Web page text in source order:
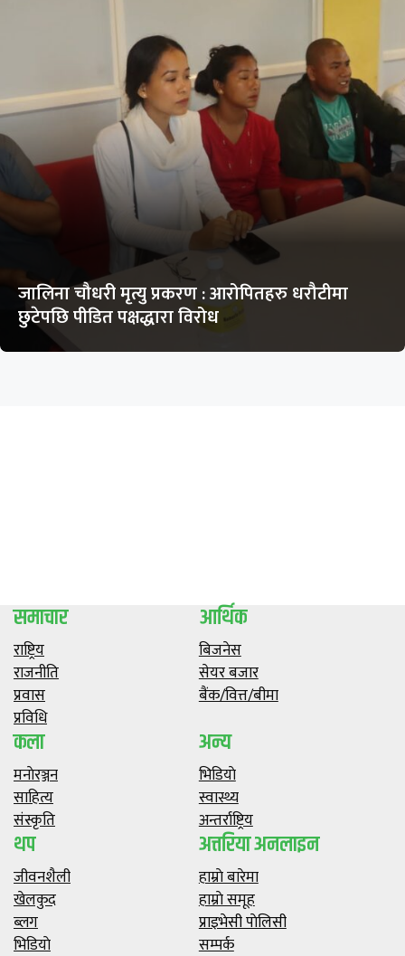
जालिना चौधरी मृत्यु प्रकरण : आरोपितहरु धरौटीमा
छुटेपछि पीडित पक्षद्धारा विरोध
समाचार
राष्ट्रिय
राजनीति
प्रवास
प्रविधि
आर्थिक
बिजनेस
सेयर बजार
बैंक/वित्त/बीमा
कला
मनाेरञ्जन
साहित्य
संस्कृति
अन्य
भिडियाे
स्वास्थ्य
अन्तर्राष्ट्रिय
थप
जीवनशैली
खेलकुद
ब्लग
भिडियाे
अत्तरिया अनलाइन
हाम्राे बारेमा
हाम्राे समूह
प्राइभेसी पाेलिसी
सम्पर्क